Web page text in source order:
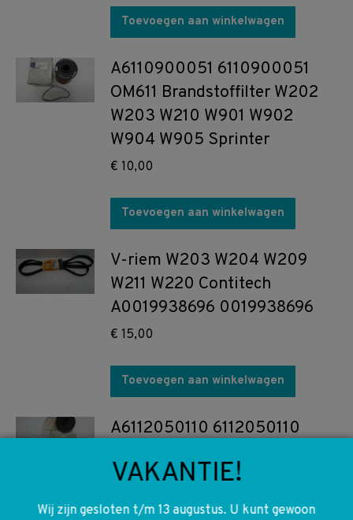
Toevoegen aan winkelwagen
A6110900051 6110900051
OM611 Brandstoffilter W202
W203 W210 W901 W902
W904 W905 Sprinter
€ 10,00
Toevoegen aan winkelwagen
V-riem W203 W204 W209
W211 W220 Contitech
A0019938696 0019938696
€ 15,00
Toevoegen aan winkelwagen
A6112050110 6112050110
Riemschijf waterpomp poellie
€35,00
VAKANTIE!
Wij zijn gesloten t/m 13 augustus. U kunt gewoon